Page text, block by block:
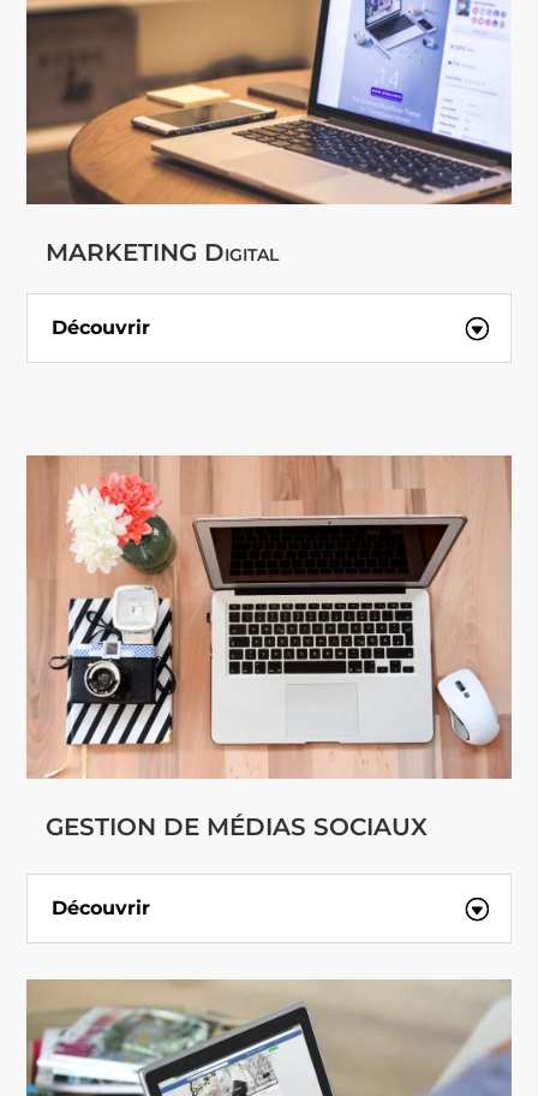
MARKETING Digital
Découvrir
GESTION DE MÉDIAS SOCIAUX
Découvrir